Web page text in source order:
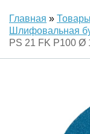
Главная » Товары
Шлифовальная
PS 21 FK P100 Ø